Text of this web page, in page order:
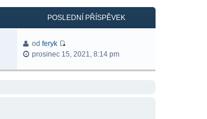
POSLEDNÍ PŘÍSPĚVEK
odferyk
prosinec 15, 2021, 8:14 pm